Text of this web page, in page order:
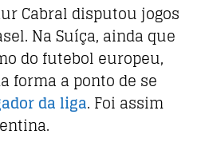
Cabral disputou jogos
Na Suíça, ainda que
do futebol europeu,
forma a ponto de se
da liga. Foi assim